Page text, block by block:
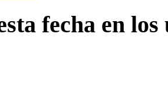
fecha en